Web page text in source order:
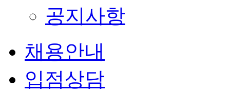
공지사항
채용안내
입점상담